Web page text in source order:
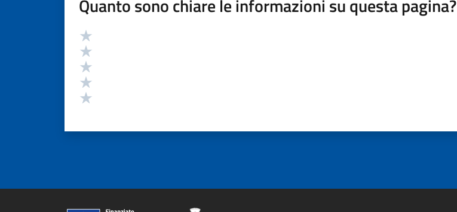
Quanto sono chiare le informazioni su questa pagina?
Valutazione